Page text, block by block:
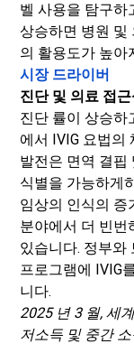
벨 사용을 탐구하
상승하면 병원 및
의 활용도가 높아
시장 드라이버
진단 및 의료 접
진단 률이 상승하
에서 IVIG 요법의
발전은 면역 결핍
식별을 가능하게
임상의 인식의 증
분야에서 더 빈번
있습니다. 정부와
프로그램에 IVIG
니다.
2025 년 3 월, 세
저소득 및 중간